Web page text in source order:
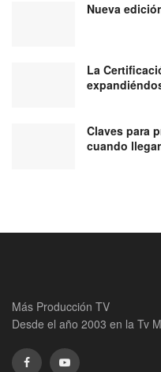
Nueva
La
Claves para
cuando
Más Producción TV
Desde el año 2003 en la Tv